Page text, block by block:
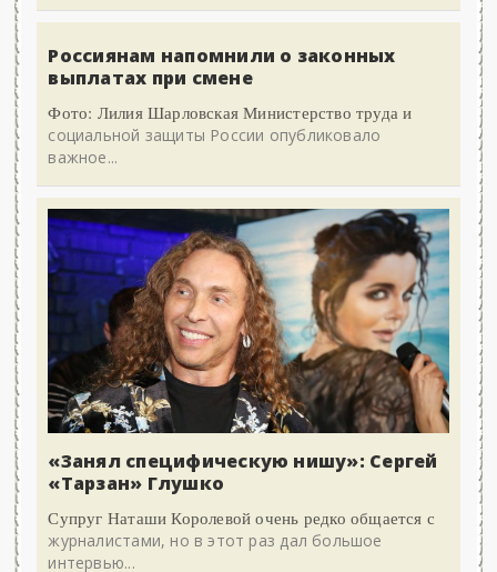
Россиянам напомнили о законных
выплатах при смене
Фото: Лилия Шарловская Министерство труда и
социальной защиты России опубликовало
важное...
«Занял специфическую нишу»: Сергей
«Тарзан» Глушко
Супруг Наташи Королевой очень редко общается с
журналистами, но в этот раз дал большое
интервью...